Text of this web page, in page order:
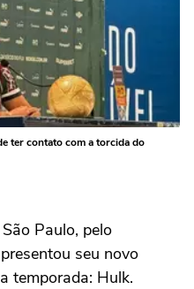
ter contato com a torcida do
Paulo, pelo
seu novo
temporada: Hulk.